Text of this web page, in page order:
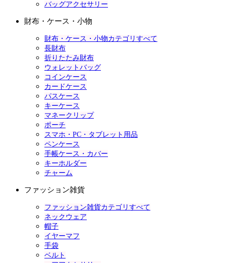
バッグアクセサリー
財布・ケース・小物
財布・ケース・小物カテゴリすべて
長財布
折りたたみ財布
ウォレットバッグ
コインケース
カードケース
パスケース
キーケース
マネークリップ
ポーチ
スマホ・PC・タブレット用品
ペンケース
手帳ケース・カバー
キーホルダー
チャーム
ファッション雑貨
ファッション雑貨カテゴリすべて
ネックウェア
帽子
イヤーマフ
手袋
ベルト